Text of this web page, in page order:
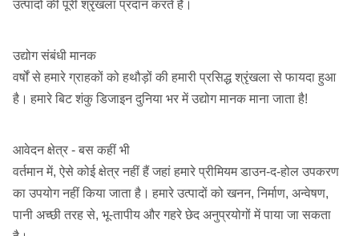
उत्पादों की पूरी श्रृंखला प्रदान करते हैं।
उद्योग संबंधी मानक
वर्षों से हमारे ग्राहकों को हथौड़ों की हमारी प्रसिद्ध श्रृंखला से फायदा हुआ
है। हमारे बिट शंकु डिजाइन दुनिया भर में उद्योग मानक माना जाता है!
आवेदन क्षेत्र - बस कहीं भी
वर्तमान में, ऐसे कोई क्षेत्र नहीं हैं जहां हमारे प्रीमियम डाउन-द-होल उपकरण
का उपयोग नहीं किया जाता है। हमारे उत्पादों को खनन, निर्माण, अन्वेषण,
पानी अच्छी तरह से, भू-तापीय और गहरे छेद अनुप्रयोगों में पाया जा सकता